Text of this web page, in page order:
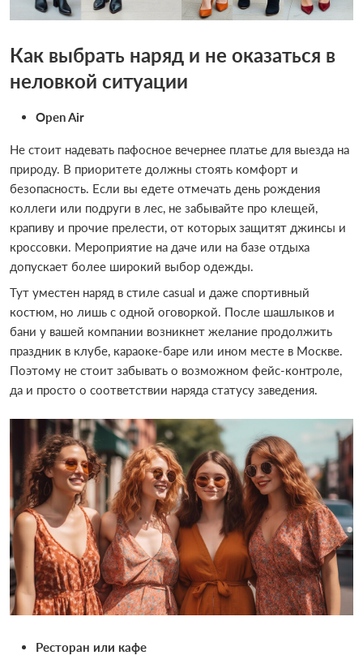
Как выбрать наряд и не оказаться в
неловкой ситуации
Open Air
Не стоит надевать пафосное вечернее платье для выезда на
природу. В приоритете должны стоять комфорт и
безопасность. Если вы едете отмечать день рождения
коллеги или подруги в лес, не забывайте про клещей,
крапиву и прочие прелести, от которых защитят джинсы и
кроссовки. Мероприятие на даче или на базе отдыха
допускает более широкий выбор одежды.
Тут уместен наряд в стиле casual и даже спортивный
костюм, но лишь с одной оговоркой. После шашлыков и
бани у вашей компании возникнет желание продолжить
праздник в клубе, караоке-баре или ином месте в Москве.
Поэтому не стоит забывать о возможном фейс-контроле,
да и просто о соответствии наряда статусу заведения.
Ресторан или кафе